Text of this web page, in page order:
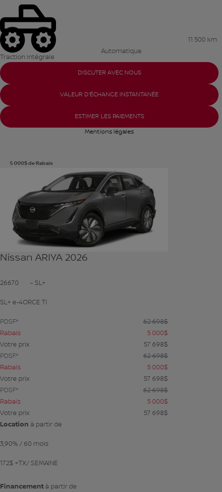
Traction intégrale
Automatique
11 500 km
DISCUTER AVEC NOUS
VALEUR D'ÉCHANGE INSTANTANÉE
ESTIMER LES PAIEMENTS
Mentions légales
5 000$de Rabais
VOIR PLUS
Nissan ARIYA 2026
26670 – SL+
SL+ e-4ORCE TI
PDSF* 62 698$
Rabais
5 000$
Votre prix
57 698$
PDSF*
62 698$
Rabais
5 000$
Votre prix
57 698$
PDSF*
62 698$
Rabais
5 000$
Votre prix
57 698$
Location à partir de
3,90%/ 60 mois
172$ +TX/ SEMAINE
Financement à partir de